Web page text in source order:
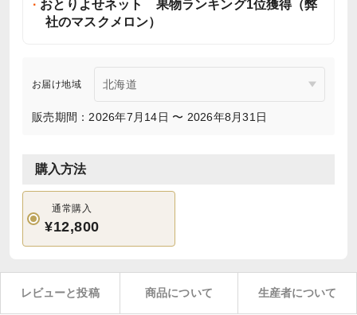
おとりよせネット 果物ランキング1位獲得（弊
社のマスクメロン）
お届け地域
販売期間：2026年7月14日 〜 2026年8月31日
購入方法
通常購入
¥12,800
レビューと投稿 商品について 生産者について